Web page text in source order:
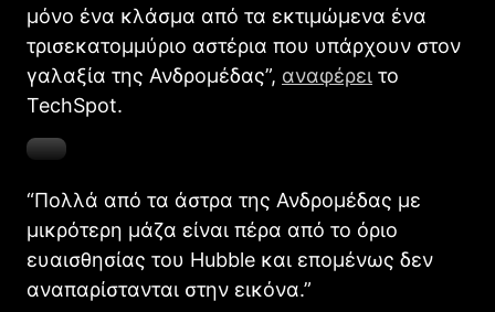
μόνο ένα κλάσμα από τα εκτιμώμενα ένα
τρισεκατομμύριο αστέρια που υπάρχουν στον
γαλαξία της Ανδρομέδας”, αναφέρει το
TechSpot.
“Πολλά από τα άστρα της Ανδρομέδας με
μικρότερη μάζα είναι πέρα ​​από το όριο
ευαισθησίας του Hubble και επομένως δεν
αναπαρίστανται στην εικόνα.”